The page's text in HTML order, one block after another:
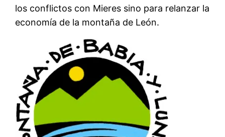
los conflictos con Mieres sino para relanzar la
economía de la montaña de León.